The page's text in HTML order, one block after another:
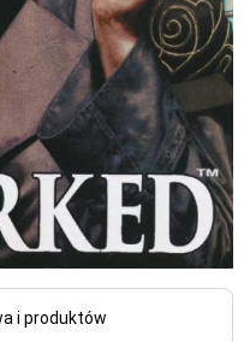
i produktów